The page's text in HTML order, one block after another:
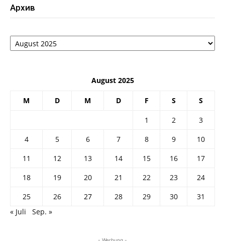
Архив
Архив
August 2025
M D M D F S S
1 2
3
4
5 6 7 8 9
10
11
12 13 14 15 16
17
18
19 20 21 22 23
24
25
26 27 28 29 30
31
« Juli
Sep. »